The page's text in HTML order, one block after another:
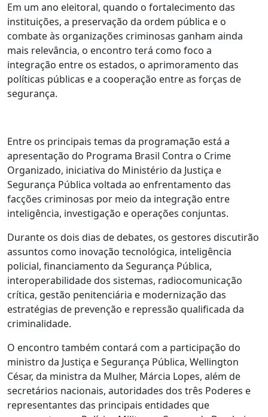
Em um ano eleitoral, quando o fortalecimento das
instituições, a preservação da ordem pública e o
combate às organizações criminosas ganham ainda
mais relevância, o encontro terá como foco a
integração entre os estados, o aprimoramento das
políticas públicas e a cooperação entre as forças de
segurança.
Entre os principais temas da programação está a
apresentação do Programa Brasil Contra o Crime
Organizado, iniciativa do Ministério da Justiça e
Segurança Pública voltada ao enfrentamento das
facções criminosas por meio da integração entre
inteligência, investigação e operações conjuntas.
Durante os dois dias de debates, os gestores discutirão
assuntos como inovação tecnológica, inteligência
policial, financiamento da Segurança Pública,
interoperabilidade dos sistemas, radiocomunicação
crítica, gestão penitenciária e modernização das
estratégias de prevenção e repressão qualificada da
criminalidade.
O encontro também contará com a participação do
ministro da Justiça e Segurança Pública, Wellington
César, da ministra da Mulher, Márcia Lopes, além de
secretários nacionais, autoridades dos três Poderes e
representantes das principais entidades que